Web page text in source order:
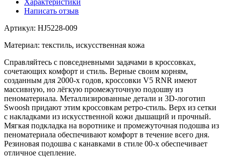
Характеристики
Написать отзыв
Артикул: HJ5228-009
Материал: текстиль, искусственная кожа
Справляйтесь с повседневными задачами в кроссовках,
сочетающих комфорт и стиль. Верные своим корням,
созданным для 2000-х годов, кроссовки V5 RNR имеют
массивную, но лёгкую промежуточную подошву из
пеноматериала. Металлизированные детали и 3D-логотип
Swoosh придают этим кроссовкам ретро-стиль. Верх из сетки
с накладками из искусственной кожи дышащий и прочный.
Мягкая подкладка на воротнике и промежуточная подошва из
пеноматериала обеспечивают комфорт в течение всего дня.
Резиновая подошва с канавками в стиле 00-х обеспечивает
отличное сцепление.